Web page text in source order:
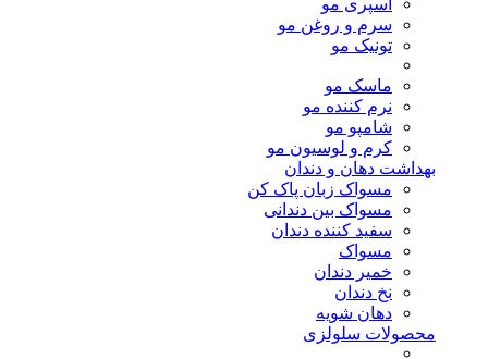
اسپری مو
سرم و روغن مو
تونیک مو
ماسک مو
نرم کننده مو
شامپو مو
کرم و لوسیون مو
بهداشت دهان و دندان
مسواک زبان پاک کن
مسواک بین دندانی
سفید کننده دندان
مسواک
خمیر دندان
نخ دندان
دهان شویه
محصولات سلولزی